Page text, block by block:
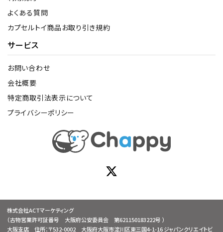
よくある質問
カプセルトイ商品お取り引き規約
サービス
お問い合わせ
会社概要
特定商取引法表示について
プライバシーポリシー
株式会社ACTマーケティング
（古物営業許可証番号 大阪府公安委員会 第621150183222号 ）
大阪支店 住所：〒532-0002 大阪府大阪市淀川区東三国4-1-16 ジャパンクリエイトビ